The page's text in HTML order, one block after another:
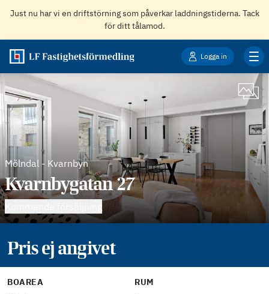
Just nu har vi en driftstörning som påverkar laddningstiderna. Tack
för ditt tålamod.
Logga in
Mölndal - Kvarnbyn
Kvarnbygatan 27
Pris ej angivet
BOAREA
RUM